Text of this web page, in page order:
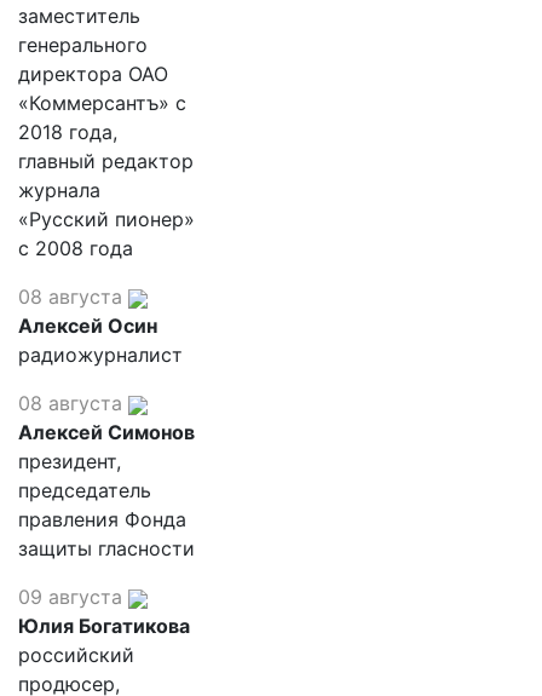
заместитель
генерального
директора ОАО
«Коммерсантъ» с
2018 года,
главный редактор
журнала
«Русский пионер»
с 2008 года
08 августа
Алексей Осин
радиожурналист
08 августа
Алексей Симонов
президент,
председатель
правления Фонда
защиты гласности
09 августа
Юлия Богатикова
российский
продюсер,